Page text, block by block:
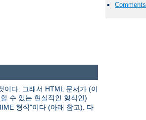
Comments
이다. 그래서 HTML 문서가 (이
수 있는 현실적인 형식인)
형식"이다 (아래 참고). 다